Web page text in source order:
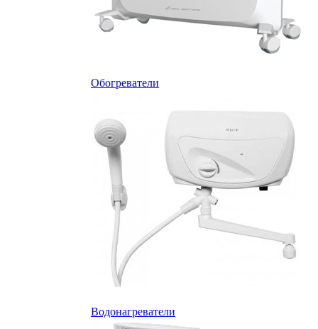
Обогреватели
Водонагреватели